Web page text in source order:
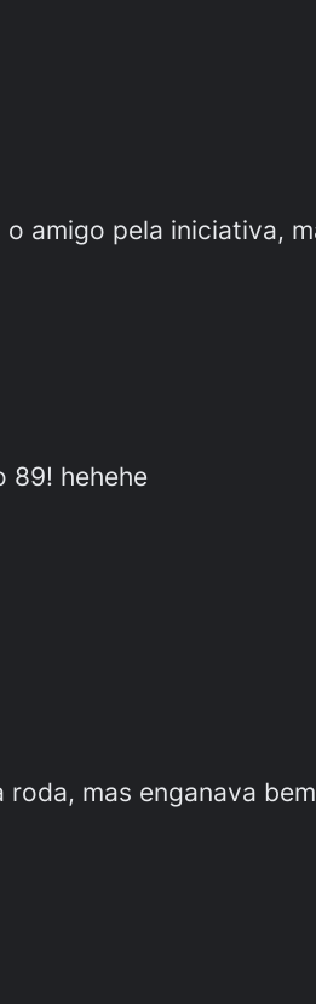
amigo pela iniciativa,
89! hehehe
mas enganava